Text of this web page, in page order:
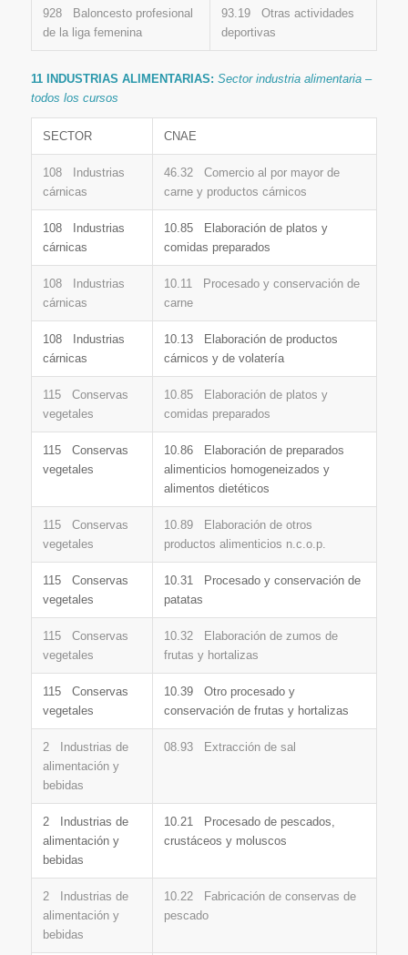
928 Baloncesto profesional
de la liga femenina
93.19 Otras actividades
deportivas
11 INDUSTRIAS ALIMENTARIAS: Sector industria alimentaria –
todos los cursos
SECTOR CNAE
108 Industrias
cárnicas
46.32 Comercio al por mayor de
carne y productos cárnicos
108 Industrias
cárnicas
10.85 Elaboración de platos y
comidas preparados
108 Industrias
cárnicas
10.11 Procesado y conservación de
carne
108 Industrias
cárnicas
10.13 Elaboración de productos
cárnicos y de volatería
115 Conservas
vegetales
10.85 Elaboración de platos y
comidas preparados
115 Conservas
vegetales
10.86 Elaboración de preparados
alimenticios homogeneizados y
alimentos dietéticos
115 Conservas
vegetales
10.89 Elaboración de otros
productos alimenticios n.c.o.p.
115 Conservas
vegetales
10.31 Procesado y conservación de
patatas
115 Conservas
vegetales
10.32 Elaboración de zumos de
frutas y hortalizas
115 Conservas
vegetales
10.39 Otro procesado y
conservación de frutas y hortalizas
2 Industrias de
alimentación y
bebidas
08.93 Extracción de sal
2 Industrias de
alimentación y
bebidas
10.21 Procesado de pescados,
crustáceos y moluscos
2 Industrias de
alimentación y
bebidas
10.22 Fabricación de conservas de
pescado